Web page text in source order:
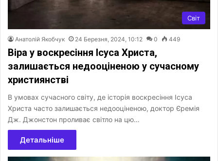
Світ
Анатолій Якобчук 24 Березня, 2024, 10:12 0 449
Віра у воскресіння Ісуса Христа,
залишається недооціненою у сучасному
християнстві
В умовах сучасного світу, де історія воскресіння Ісуса
Христа часто залишається недооціненою, доктор Єремія
Дж. Джонстон проливає світло на цю…
Детальніше